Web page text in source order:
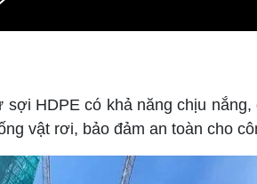
HDPE có khả năng chịu
vật rơi, bảo đảm an toàn cho